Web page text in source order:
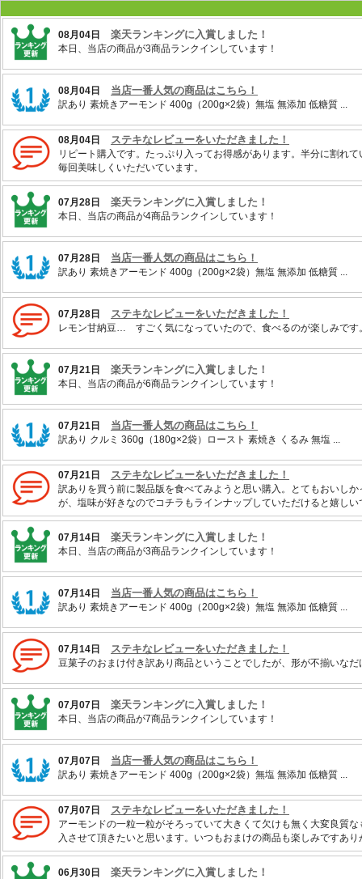
08月04日 楽天ランキングに入賞しました！
本日、当店の商品が3商品ランクインしています！
08月04日 当店一番人気の商品はこちら！
訳あり 素焼きアーモンド 400g（200g×2袋）無塩 無添加 低糖質 ...
08月04日 ステキなレビューをいただきました！
リピート購入です。たっぷり入ってお得感があります。半分に割れ
毎回美味しくいただいています。
07月28日 楽天ランキングに入賞しました！
本日、当店の商品が4商品ランクインしています！
07月28日 当店一番人気の商品はこちら！
訳あり 素焼きアーモンド 400g（200g×2袋）無塩 無添加 低糖質 ...
07月28日 ステキなレビューをいただきました！
レモン甘納豆… すごく気になっていたので、食べるのが楽しみです
07月21日 楽天ランキングに入賞しました！
本日、当店の商品が6商品ランクインしています！
07月21日 当店一番人気の商品はこちら！
訳あり クルミ 360g（180g×2袋）ロースト 素焼き くるみ 無塩 ...
07月21日 ステキなレビューをいただきました！
訳ありを買う前に製品版を食べてみようと思い購入。とてもおいし
が、塩味が好きなのでコチラもラインナップしていただけると嬉しい
07月14日 楽天ランキングに入賞しました！
本日、当店の商品が3商品ランクインしています！
07月14日 当店一番人気の商品はこちら！
訳あり 素焼きアーモンド 400g（200g×2袋）無塩 無添加 低糖質 ...
07月14日 ステキなレビューをいただきました！
豆菓子のおまけ付き訳あり商品ということでしたが、形が不揃いな
07月07日 楽天ランキングに入賞しました！
本日、当店の商品が7商品ランクインしています！
07月07日 当店一番人気の商品はこちら！
訳あり 素焼きアーモンド 400g（200g×2袋）無塩 無添加 低糖質 ...
07月07日 ステキなレビューをいただきました！
アーモンドの一粒一粒がそろっていて大きくて欠けも無く大変良質
入させて頂きたいと思います。いつもおまけの商品も楽しみですあ
06月30日 楽天ランキングに入賞しました！